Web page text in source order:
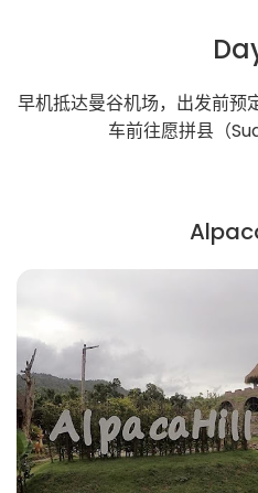
早机抵达曼谷机场，出发前预
车前往愿拼县（